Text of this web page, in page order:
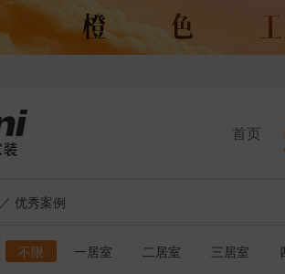
首页
／ 优秀案例
不限 一居室 二居室 三居室